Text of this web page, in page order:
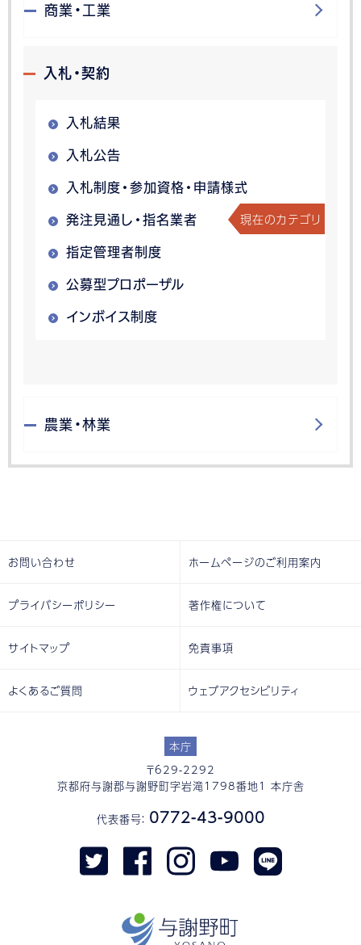
商業・工業
入札・契約
入札結果
入札公告
入札制度・参加資格・申請様式
発注見通し・指名業者 現在のカテゴリ
指定管理者制度
公募型プロポーザル
インボイス制度
農業・林業
本庁
〒629-2292
京都府与謝郡与謝野町字岩滝1798番地1 本庁舎
代表番号： 0772-43-9000
お問い合わせ ホームページのご利用案内
プライバシーポリシー 著作権について
サイトマップ 免責事項
よくあるご質問 ウェブアクセシビリティ